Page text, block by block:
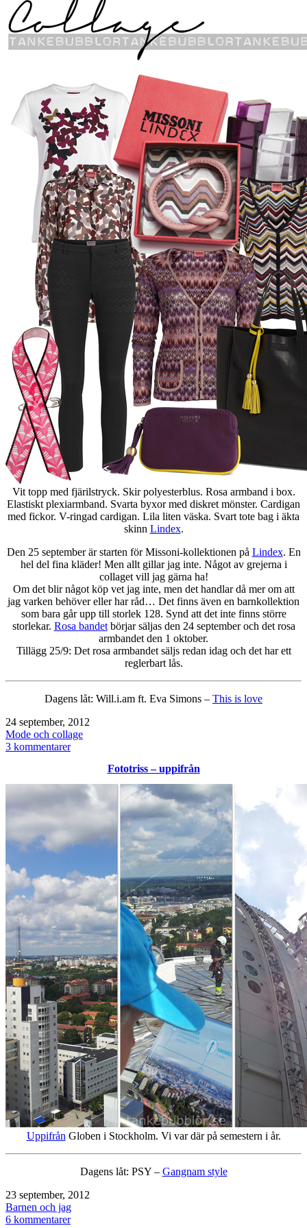
Vit topp med fjärilstryck. Skir polyesterblus. Rosa armband i box.
Elastiskt plexiarmband. Svarta byxor med diskret mönster. Cardigan
med fickor. V-ringad cardigan. Lila liten väska. Svart tote bag i äkta
skinn Lindex.
Den 25 september är starten för Missoni-kollektionen på Lindex. En
hel del fina kläder! Men allt gillar jag inte. Något av grejerna i
collaget vill jag gärna ha!
Om det blir något köp vet jag inte, men det handlar då mer om att
jag varken behöver eller har råd… Det finns även en barnkollektion
som bara går upp till storlek 128. Synd att det inte finns större
storlekar. Rosa bandetbörjar säljas den 24 september och det rosa
armbandet den 1 oktober.
Tillägg 25/9: Det rosa armbandet säljs redan idag och det har ett
reglerbart lås.
Dagens låt: Will.i.am ft. Eva Simons – This is love
Publicerat
den
24 september, 2012
Kategoriserat
som
Mode och collage
3 kommentarertill
Lindex
Fototriss – uppifrån
Uppifrån Globen i Stockholm. Vi var där på semestern i år.
Dagens låt: PSY – Gangnam style
Publicerat
den
23 september, 2012
Kategoriserat
som
Barnen och jag
6 kommentarertill